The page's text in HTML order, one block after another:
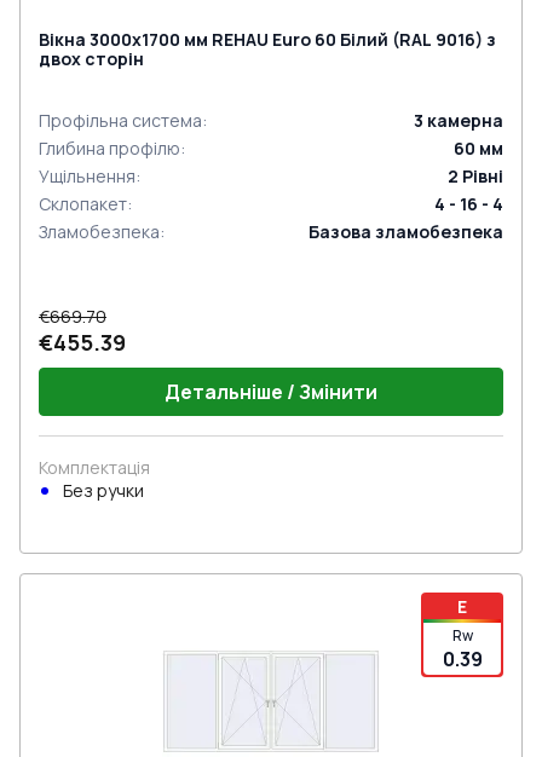
Вікна 3000x1700 мм REHAU Euro 60 Білий (RAL 9016) з
двох сторін
Профільна система: 3 камерна
Глибина профілю: 60 мм
Ущільнення: 2 Рівні
Склопакет:
4 - 16 - 4
Зламобезпека: Базова зламобезпека
€669.70
€455.39
Детальніше / Змінити
Комплектація
Без ручки
E
Rw
0.39